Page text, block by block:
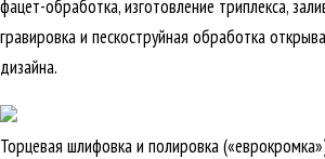
фацет-обработка, изготовление триплекса,
гравировка и пескоструйная обработка
дизайна.
Торцевая шлифовка и полировка